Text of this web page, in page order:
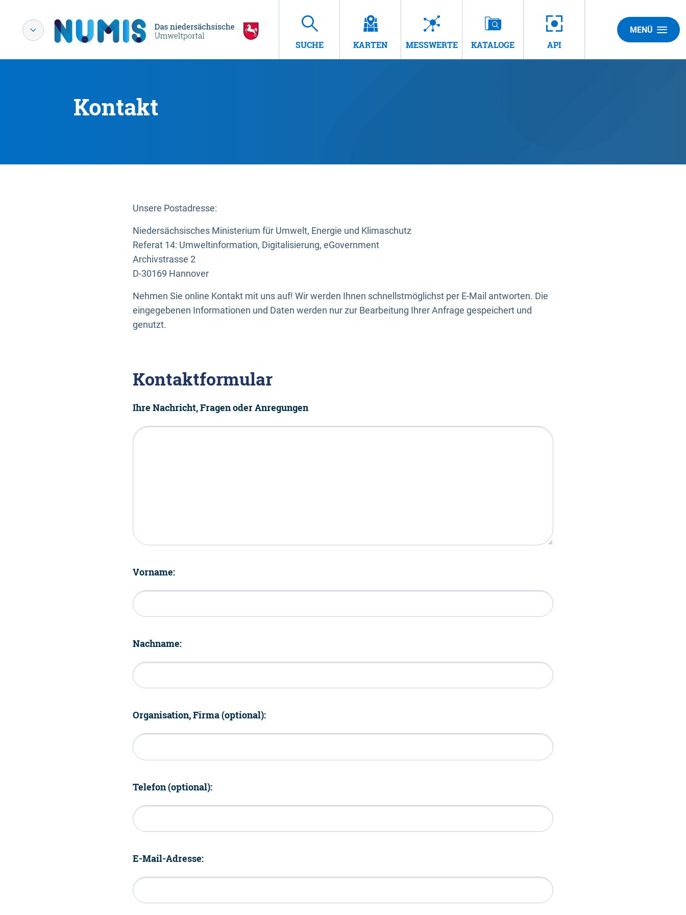
SUCHE KARTEN MESSWERTE KATALOGE API
MENÜ
Kontakt
Unsere Postadresse:
Niedersächsisches Ministerium für Umwelt, Energie und Klimaschutz
Referat 14: Umweltinformation, Digitalisierung, eGovernment
Archivstrasse 2
D-30169 Hannover
Nehmen Sie online Kontakt mit uns auf! Wir werden Ihnen schnellstmöglichst per E-Mail antworten. Die
eingegebenen Informationen und Daten werden nur zur Bearbeitung Ihrer Anfrage gespeichert und
genutzt.
Kontaktformular
Ihre Nachricht, Fragen oder Anregungen
Vorname:
Nachname:
Organisation, Firma (optional):
Telefon (optional):
E-Mail-Adresse: